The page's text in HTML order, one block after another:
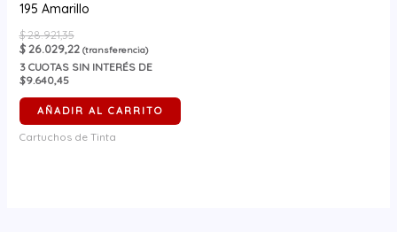
195 Amarillo
$28.921,35
$26.029,22 (transferencia)
3CUOTAS SIN INTERÉS DE
$9.640,45
AÑADIR AL CARRITO
Cartuchos de Tinta